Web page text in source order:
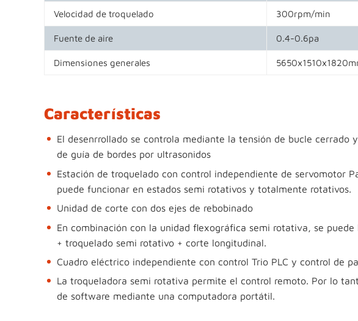
Velocidad de troquelado 300rpm/min
Fuente de aire 0.4-0.6pa
Dimensiones generales
Características
El desenrrollado se controla mediante la tensión de bucle cerrado
de guía de bordes por ultrasonidos
Estación de troquelado con control independiente de servomotor
puede funcionar en estados semi rotativos y totalmente rotativos.
Unidad de corte con dos ejes de rebobinado
En combinación con la unidad flexográfica semi rotativa, se
+ troquelado semi rotativo + corte longitudinal.
Cuadro eléctrico independiente con control Trio PLC y control de
La troqueladora semi rotativa permite el control remoto. Por lo
de software mediante una computadora portátil.